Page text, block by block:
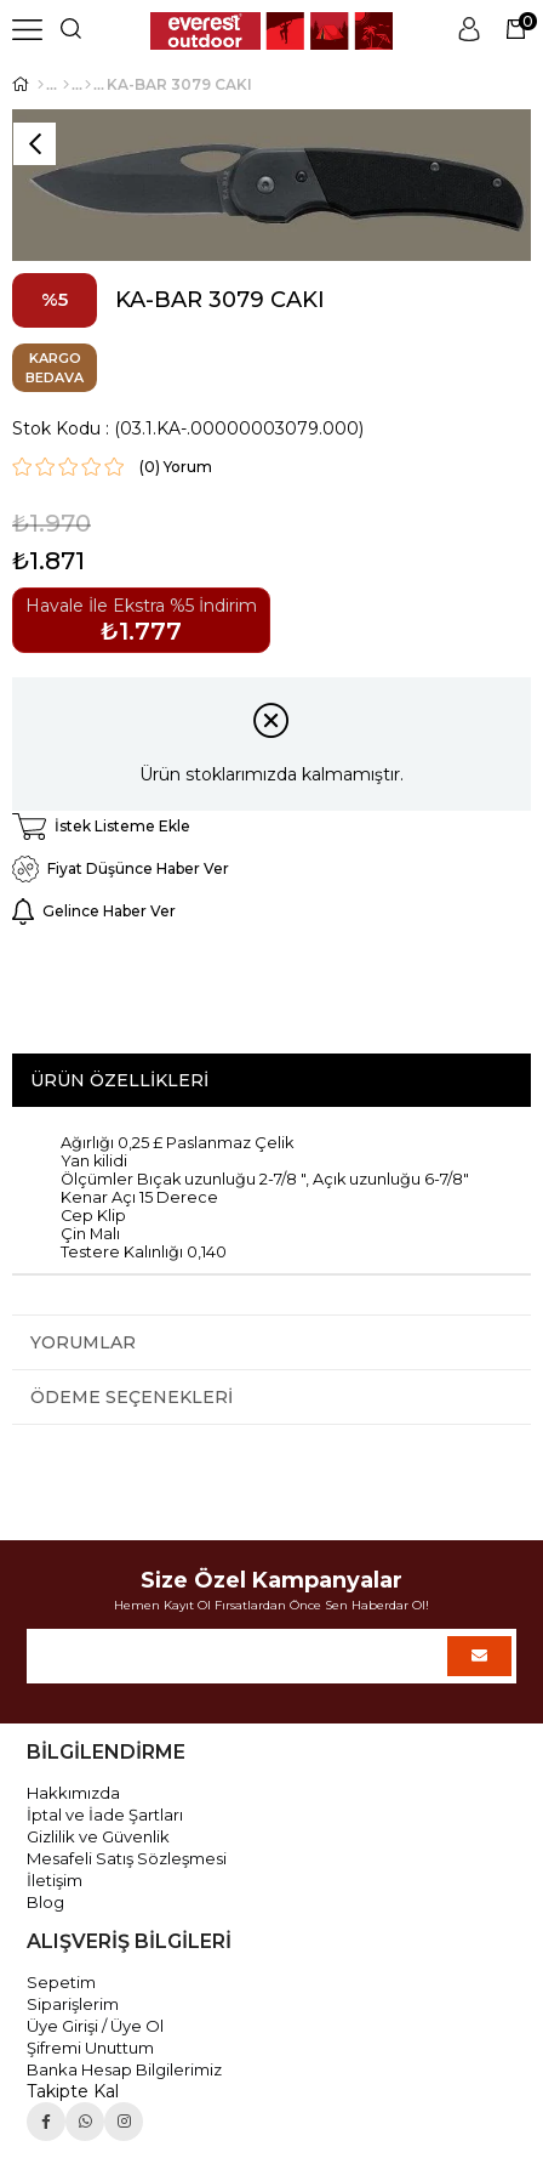
Üye Girişi
0
KA-BAR 3079 CAKI
5 KA-BAR 3079 CAKI
KARGO
BEDAVA
Stok Kodu (03.1.KA-.00000003079.000)
(0)
₺1.970
₺1.871
Havale İle Ekstra %5 İndirim
₺1.777
Ürün stoklarımızda kalmamıştır.
İstek Listeme Ekle
Fiyat Düşünce Haber Ver
Gelince Haber Ver
ÜRÜN ÖZELLIKLERI
Ağırlığı 0,25 £ Paslanmaz Çelik
Yan kilidi
Ölçümler Bıçak uzunluğu 2-7/8 ", Açık uzunluğu 6-7/8"
Kenar Açı 15 Derece
Cep Klip
Çin Malı
Testere Kalınlığı 0,140
YORUMLAR
ÖDEME SEÇENEKLERI
Size Özel Kampanyalar
Hemen Kayıt Ol Fırsatlardan Önce Sen Haberdar Ol!
BİLGİLENDİRME
Hakkımızda
İptal ve İade Şartları
Gizlilik ve Güvenlik
Mesafeli Satış Sözleşmesi
İletişim
Blog
ALIŞVERİŞ BİLGİLERİ
Sepetim
Siparişlerim
Üye Girişi / Üye Ol
Şifremi Unuttum
Banka Hesap Bilgilerimiz
Takipte Kal